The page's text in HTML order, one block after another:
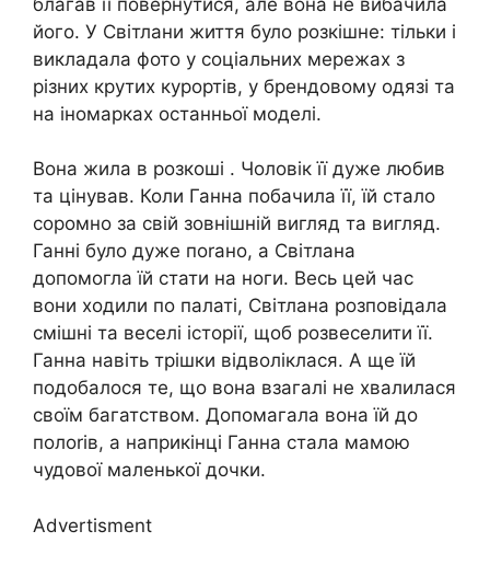
його. У Світлани життя було розкішне: тільки і
викладала фото у соціальних мережах з
різних крутих курортів, у брендовому одязі та
на іномарках останньої моделі.
Вона жила в розкоші . Чоловік її дуже любив
та цінував. Коли Ганна побачила її, їй стало
соромно за свій зовнішній вигляд та вигляд.
Ганні було дуже поrано, а Світлана
допомогла їй стати на ноги. Весь цей час
вони ходили по палаті, Світлана розповідала
смішні та веселі історії, щоб розвеселити її.
Ганна навіть трішки відволіклася. А ще їй
подобалося те, що вона взагалі не хвалилася
своїм багатством. Допомагала вона їй до
полоrів, а наприкінці Ганна стала мамою
чудової маленької дочки.
Advertisment